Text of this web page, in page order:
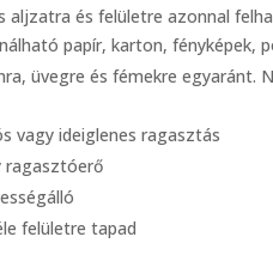
aljzatra és felületre azonnal
papír, karton, fényképek,
üvegre és fémekre egyaránt.
vagy ideiglenes ragasztás
ragasztóerő
felületre tapad